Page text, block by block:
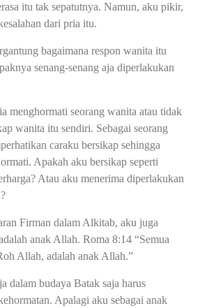
itu tak sepatutnya. Namun, aku pikir,
dari pria itu.
bagaimana respon wanita itu
senang-senang aja diperlakukan
menghormati seorang wanita atau tidak
wanita itu sendiri. Sebagai seorang
caraku bersikap sehingga
Apakah aku bersikap seperti
Atau aku menerima diperlakukan
Firman dalam Alkitab, aku juga
anak Allah. Roma 8:14 “Semua
Allah, adalah anak Allah.”
dalam budaya Batak saja harus
Apalagi aku sebagai anak